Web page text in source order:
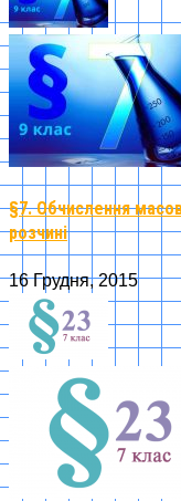
§7. Обчислення
розчині
16 Грудня, 2015